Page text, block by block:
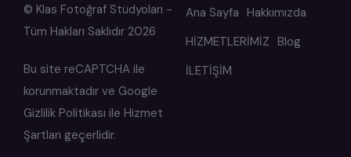
© Klas Fotoğraf Stüdyoları -
Tüm Hakları Saklıdır 2026
Bu site reCAPTCHA ile
korunmaktadır ve Google
Gizlilik Politikası ile Hizmet
Şartları geçerlidir.
Ana Sayfa Hakkımızda
HİZMETLERİMİZ Blog
İLETİŞİM